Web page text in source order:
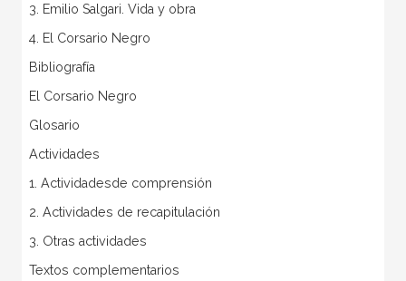
3. Emilio Salgari. Vida y obra
4. El Corsario Negro
Bibliografía
El Corsario Negro
Glosario
Actividades
1. Actividadesde comprensión
2. Actividades de recapitulación
3. Otras actividades
Textos complementarios